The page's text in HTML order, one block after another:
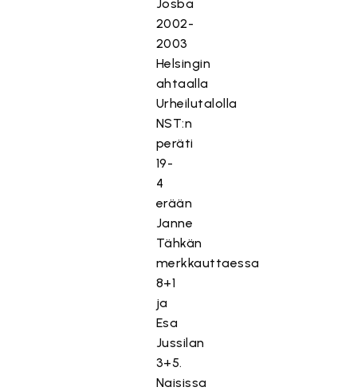
Josba
2002-
2003
Helsingin
ahtaalla
Urheilutalolla
NST:n
peräti
19-
4
erään
Janne
Tähkän
merkkauttaessa
8+1
ja
Esa
Jussilan
3+5.
Naisissa